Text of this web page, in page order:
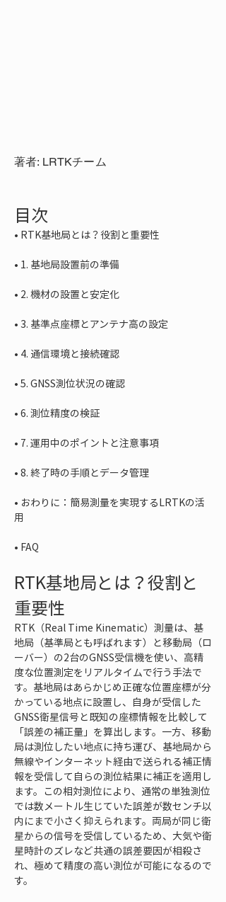
著者: LRTKチーム
目次
•
•
•
•
•
•
•
•
•
• おわりに：簡易測量を実現するLRTKの活
• FAQ
RTK基地局とは？役割と
重要性
RTK（Real Time Kinematic）測量は、基
地局（基準局とも呼ばれます）と移動局（ロ
ーバー）の2台のGNSS受信機を使い、高精
度な位置測定をリアルタイムで行う手法で
す。基地局はあらかじめ正確な位置座標が分
かっている地点に設置し、自身が受信した
GNSS衛星信号と既知の座標情報を比較して
「誤差の補正量」を算出します。一方、移動
局は測位したい地点に持ち運び、基地局から
無線やインターネット経由で送られる補正情
報を受信して自らの測位結果に補正を適用し
ます。この相対測位により、通常の単独測位
では数メートル生じていた誤差が数センチ以
内にまで小さく抑えられます。両局が同じ衛
星からの信号を受信しているため、大気や衛
星時計のズレなど共通の誤差要因が相殺さ
れ、極めて精度の高い測位が可能になるので
す。